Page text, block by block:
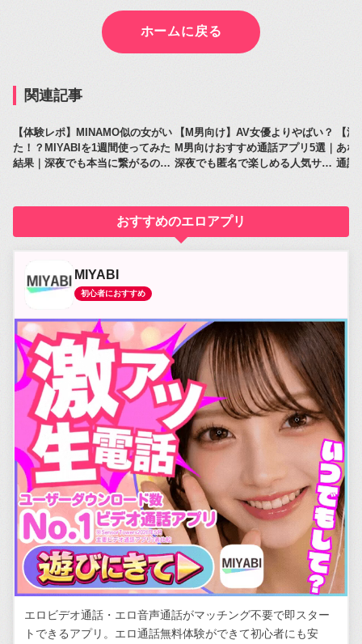
ホームに戻る
関連記事
【体験レポ】MINAMO似の女がい
た！？MIYABIを1週間使ってみた
結果｜深夜でも本当に繋がるのか
【M男向け】AV女優よりやばい？
M男向けおすすめ通話アプリ5選｜
深夜でも匿名で楽しめる人気サー
【
あな
通話
おすすめのエロアプリ
MIYABI
初心者におすすめ
エロビデオ通話・エロ音声通話がマッチング不要で即スター
トできるアプリ。エロ通話無料体験ができて初心者にも安